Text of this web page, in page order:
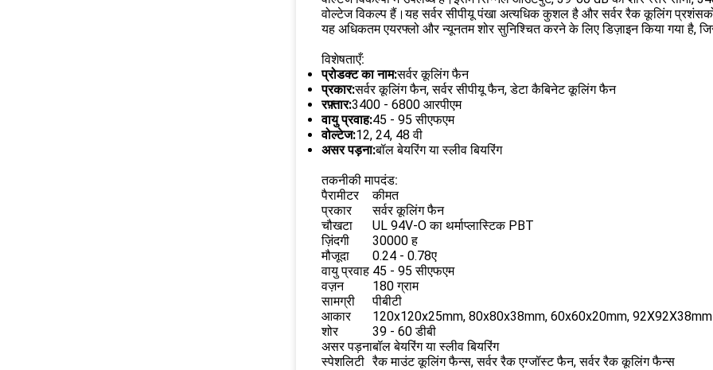
वोल्टेज विकल्प हैं।यह सर्वर सीपीयू पंखा अत्यधिक कुशल है और सर्वर रैक कूलिंग
यह अधिकतम एयरफ्लो और न्यूनतम शोर सुनिश्चित करने के लिए डिज़ाइन किया गया है,
विशेषताएँ:
प्रोडक्ट का नाम:सर्वर कूलिंग फैन
प्रकार:सर्वर कूलिंग फैन, सर्वर सीपीयू फैन, डेटा कैबिनेट कूलिंग फैन
रफ़्तार:3400 - 6800 आरपीएम
वायु प्रवाह:45 - 95 सीएफएम
वोल्टेज:12, 24, 48 वी
असर पड़ना:बॉल बेयरिंग या स्लीव बियरिंग
तकनीकी मापदंड:
पैरामीटर
कीमत
प्रकार
सर्वर कूलिंग फैन
चौखटा
UL 94V-O का थर्माप्लास्टिक PBT
ज़िंदगी
30000 ह
मौजूदा
0.24 - 0.78ए
वायु प्रवाह 45 - 95 सीएफएम
वज़न
180 ग्राम
सामग्री
पीबीटी
आकार
120x120x25mm, 80x80x38mm, 60x60x20mm, 92X92X38mm
शोर
39 - 60 डीबी
असर पड़नाबॉल बेयरिंग या स्लीव बियरिंग
स्पेशलिटी रैक माउंट कूलिंग फैन्स, सर्वर रैक एग्जॉस्ट फैन, सर्वर रैक कूलिंग फैन्स